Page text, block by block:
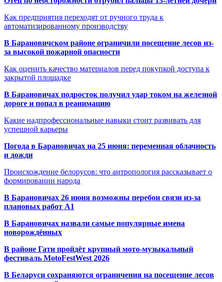
Как предприятия переходят от ручного труда к
автоматизированному производству
В Барановичском районе ограничили посещение лесов из-
за высокой пожарной опасности
Как оценить качество материалов перед покупкой доступа к
закрытой площадке
В Барановичах подросток получил удар током на железной
дороге и попал в реанимацию
Какие надпрофессиональные навыки стоит развивать для
успешной карьеры
Погода в Барановичах на 25 июня: переменная облачность
и дожди
Происхождение белорусов: что антропология рассказывает о
формировании народа
В Барановичах 26 июня возможны перебои связи из-за
плановых работ A1
В Барановичах назвали самые популярные имена
новорождённых
В районе Гати пройдёт крупный мото-музыкальный
фестиваль MotoFestWest 2026
В Беларуси сохраняются ограничения на посещение лесов